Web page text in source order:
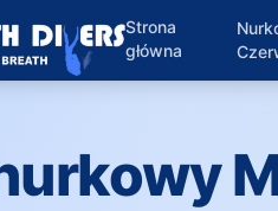
Strona
główna